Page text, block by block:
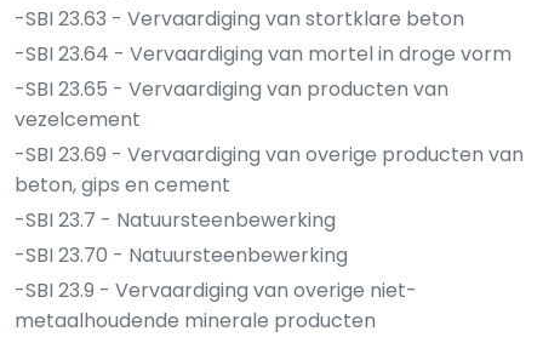
-SBI 23.63 - Vervaardiging van stortklare beton
-SBI 23.64 - Vervaardiging van mortel in droge vorm
-SBI 23.65 - Vervaardiging van producten van
vezelcement
-SBI 23.69 - Vervaardiging van overige producten van
beton, gips en cement
-SBI 23.7 - Natuursteenbewerking
-SBI 23.70 - Natuursteenbewerking
-SBI 23.9 - Vervaardiging van overige niet-
metaalhoudende minerale producten